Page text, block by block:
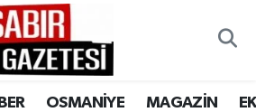
OSMANİYE MAGAZİN
Eczaneler